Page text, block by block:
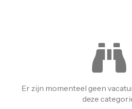
Er zijn momenteel geen
deze